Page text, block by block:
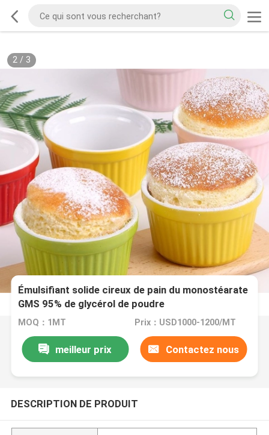
2/ 3
Émulsifiant solide cireux de pain du monostéarate
GMS 95% de glycérol de poudre
MOQ：1MT Prix：USD1000-1200/MT
meilleur prix Contactez nous
DESCRIPTION DE PRODUIT